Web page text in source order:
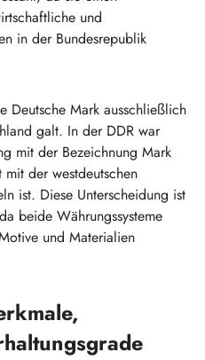
und
in der Bundesrepublik
Deutsche Mark ausschließlich
galt. In der DDR war
mit der Bezeichnung Mark
der westdeutschen
ist. Diese Unterscheidung ist
beide Währungssysteme
und Materialien